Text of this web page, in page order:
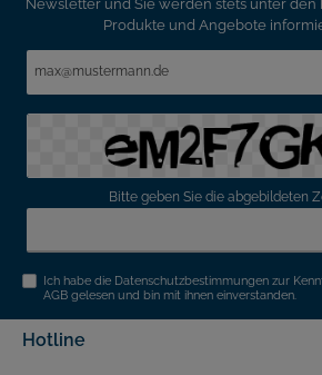
Newsletter und Sie werden stets unter den
Produkte und Angebote
Bitte geben Sie die abgebildeten
Ich habe die Datenschutzbestimmungen zur
AGB gelesen und bin mit ihnen einverstanden.
Hotline